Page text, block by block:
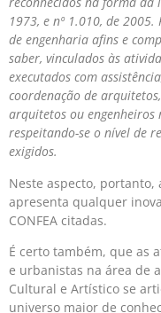
1973, e nº 1.010, de
de engenharia afins e
saber, vinculados às
executados com
coordenação de
arquitetos ou engenheiros
respeitando-se o nível de
exigidos.
Neste aspecto, portanto,
apresenta qualquer
CONFEA citadas.
É certo também, que as
e urbanistas na área de
Cultural e Artístico se
universo maior de